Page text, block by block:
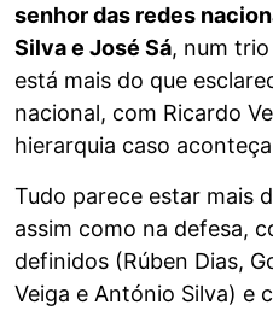
senhor das redes
Silva e José Sá, num
está mais do que
nacional, com Ricardo
hierarquia caso
Tudo parece estar mais
assim como na defesa,
definidos (Rúben Dias,
Veiga e António Silva) e